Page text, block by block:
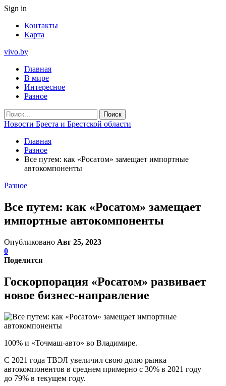
Sign in
Контакты
Карта
vivo.by
Главная
В мире
Интересное
Разное
Новости Бреста и Брестской области
Главная
Разное
Все путем: как «Росатом» замещает импортные
автокомпоненты
Разное
Все путем: как «Росатом» замещает
импортные автокомпоненты
Опубликовано Авг 25, 2023
0
Поделится
Госкорпорация «Росатом» развивает
новое бизнес-направление
100% и «Точмаш-авто» во Владимире.
С 2021 года ТВЭЛ увеличил свою долю рынка
автокомпонентов в среднем примерно с 30% в 2021 году
до 79% в текущем году.